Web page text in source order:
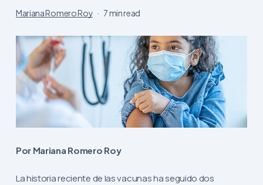
Mariana Romero Roy 7 min read
Por Mariana Romero Roy
La historia reciente de las vacunas ha seguido dos